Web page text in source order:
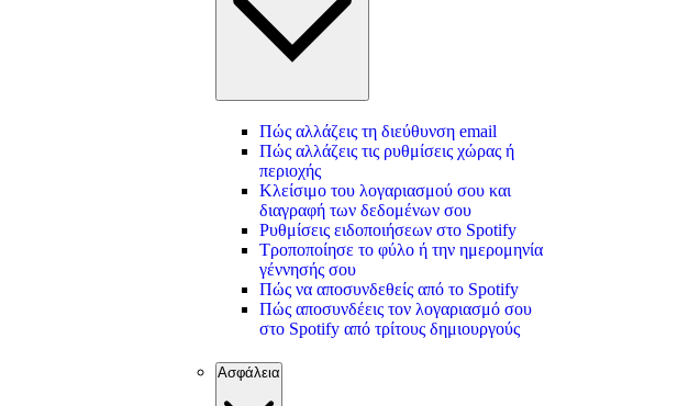
Πώς αλλάζεις τη διεύθυνση email
Πώς αλλάζεις τις ρυθμίσεις χώρας ή
περιοχής
Κλείσιμο του λογαριασμού σου και
διαγραφή των δεδομένων σου
Ρυθμίσεις ειδοποιήσεων στο Spotify
Τροποποίησε το φύλο ή την ημερομηνία
γέννησής σου
Πώς να αποσυνδεθείς από το Spotify
Πώς αποσυνδέεις τον λογαριασμό σου
στο Spotify από τρίτους δημιουργούς
Ασφάλεια